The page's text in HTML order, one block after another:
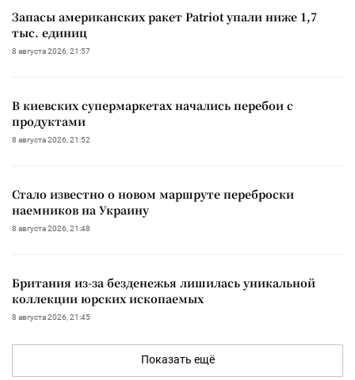
Запасы американских ракет Patriot упали ниже 1,7
тыс. единиц
8 августа 2026, 21:57
В киевских супермаркетах начались перебои с
продуктами
8 августа 2026, 21:52
Стало известно о новом маршруте переброски
наемников на Украину
8 августа 2026, 21:48
Британия из-за безденежья лишилась уникальной
коллекции юрских ископаемых
8 августа 2026, 21:45
Показать ещё